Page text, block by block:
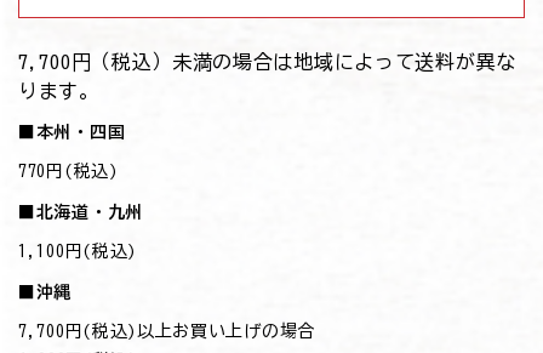
7,700円（税込）未満の場合は地域によって送料が異な
ります。
■本州・四国
770円(税込)
■北海道・九州
1,100円(税込)
■沖縄
7,700円(税込)以上お買い上げの場合